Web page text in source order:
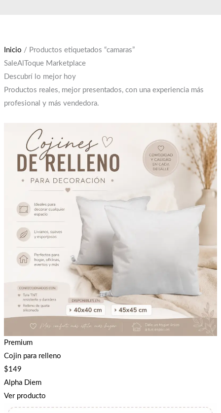
Inicio / Productos etiquetados “camaras”
SaleAlToque Marketplace
Descubrí lo mejor hoy
Productos reales, mejor presentados, con una experiencia más
profesional y más vendedora.
Premium
Cojin para relleno
$149
Alpha Diem
Ver producto
era:
$12,000.
es:
$10,000.